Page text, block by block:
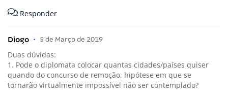
Responder
Diogo • 5 de Março de 2019
Duas dúvidas:
1. Pode o diplomata colocar quantas cidades/países quiser
quando do concurso de remoção, hipótese em que se
tornarão virtualmente impossível não ser contemplado?